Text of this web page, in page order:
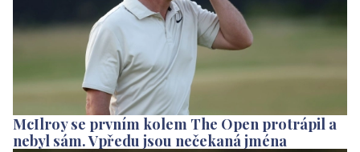
McIlroy se prvním kolem The Open protrápil a
nebyl sám. Vpředu jsou nečekaná jména